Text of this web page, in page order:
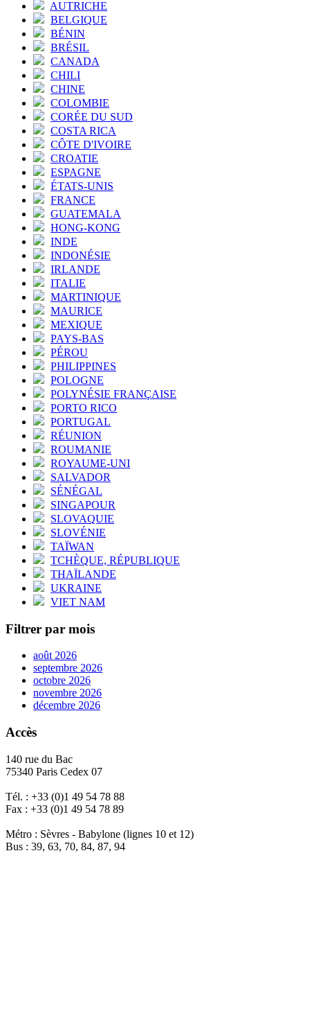
AUTRICHE
BELGIQUE
BÉNIN
BRÉSIL
CANADA
CHILI
CHINE
COLOMBIE
CORÉE DU SUD
COSTA RICA
CÔTE D'IVOIRE
CROATIE
ESPAGNE
ÉTATS-UNIS
FRANCE
GUATEMALA
HONG-KONG
INDE
INDONÉSIE
IRLANDE
ITALIE
MARTINIQUE
MAURICE
MEXIQUE
PAYS-BAS
PÉROU
PHILIPPINES
POLOGNE
POLYNÉSIE FRANÇAISE
PORTO RICO
PORTUGAL
RÉUNION
ROUMANIE
ROYAUME-UNI
SALVADOR
SÉNÉGAL
SINGAPOUR
SLOVAQUIE
SLOVÉNIE
TAÏWAN
TCHÈQUE, RÉPUBLIQUE
THAÏLANDE
UKRAINE
VIET NAM
Filtrer par mois
août 2026
septembre 2026
octobre 2026
novembre 2026
décembre 2026
Accès
140 rue du Bac
75340 Paris Cedex 07
Tél. : +33 (0)1 49 54 78 88
Fax : +33 (0)1 49 54 78 89
Métro : Sèvres - Babylone (lignes 10 et 12)
Bus : 39, 63, 70, 84, 87, 94